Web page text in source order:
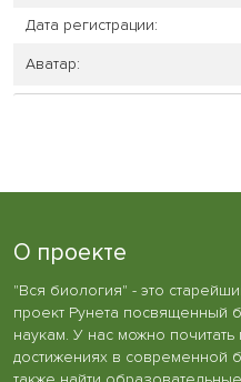
Дата регистрации:
Аватар:
О проекте
"Вся биология" - это
проект Рунета посвященный
наукам. У нас можно
достижениях в современной